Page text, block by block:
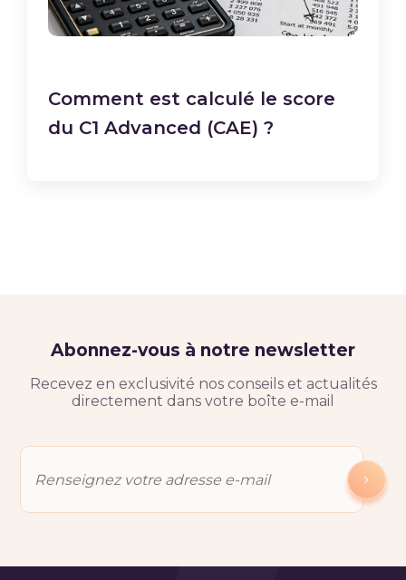
Comment est calculé le score
du C1 Advanced (CAE) ?
Abonnez-vous à notre newsletter
Recevez en exclusivité nos conseils et actualités
directement dans votre boîte e-mail